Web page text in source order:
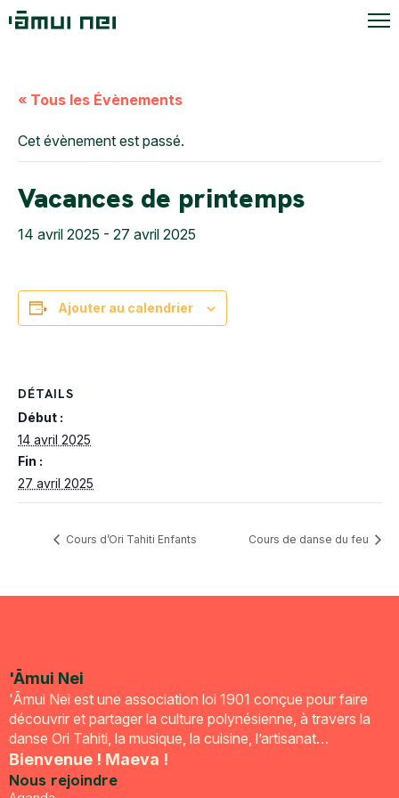
« Tous les Évènements
Cet évènement est passé.
Vacances de printemps
14 avril 2025 - 27 avril 2025
Ajouter au calendrier
DÉTAILS
Début :
14 avril 2025
Fin :
27 avril 2025
Cours d’Ori Tahiti Enfants Cours de danse du feu
'Āmui Nei
'Āmui Nei est une association loi 1901 conçue pour faire
découvrir et partager la culture polynésienne, à travers la
danse Ori Tahiti, la musique, la cuisine, l’artisanat…
Bienvenue ! Maeva !
Nous rejoindre